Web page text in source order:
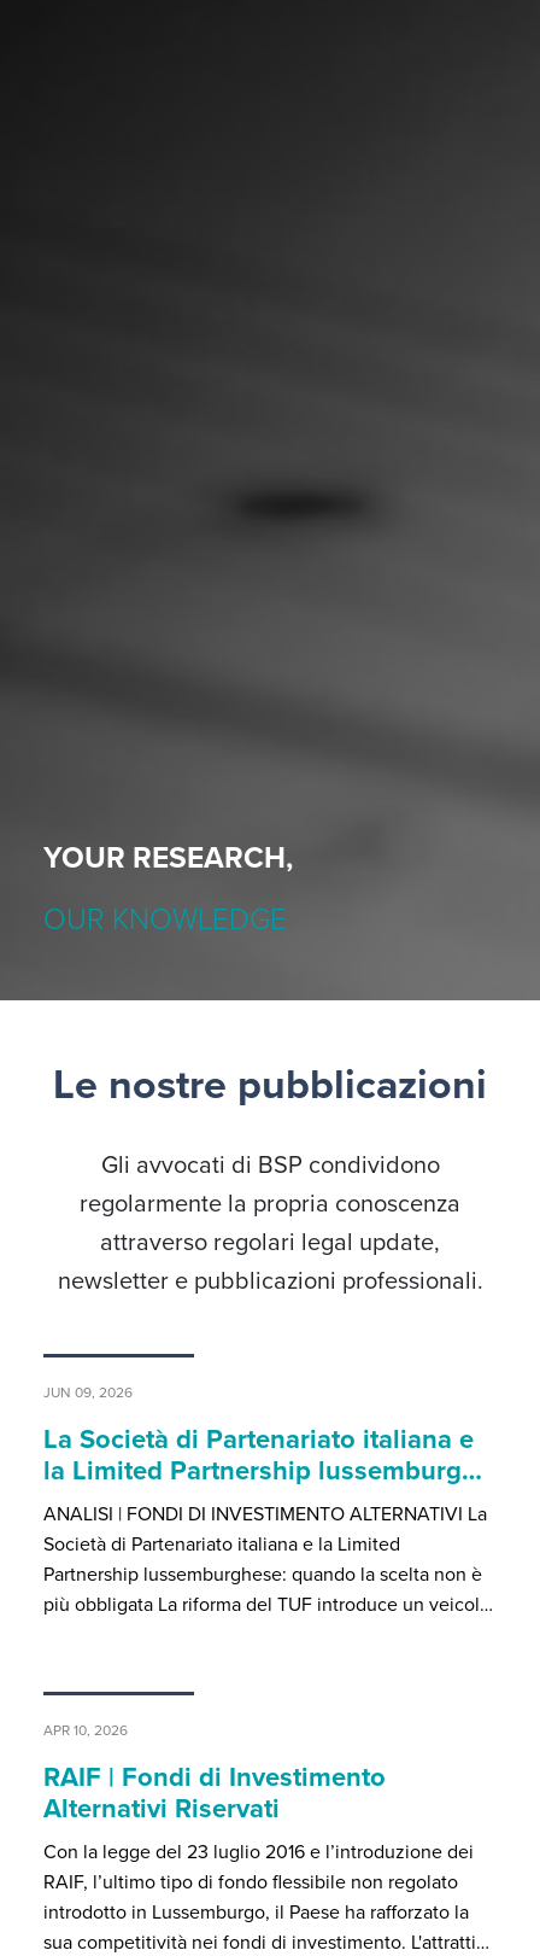
YOUR RESEARCH,
OUR KNOWLEDGE
Le nostre pubblicazioni
Gli avvocati di BSP condividono
regolarmente la propria conoscenza
attraverso regolari legal update,
newsletter e pubblicazioni professionali.
JUN 09, 2026
La Società di Partenariato italiana e
la Limited Partnership lussemburg…
ANALISI | FONDI DI INVESTIMENTO ALTERNATIVI La
Società di Partenariato italiana e la Limited
Partnership lussemburghese: quando la scelta non è
più obbligata La riforma del TUF introduce un veicol…
APR 10, 2026
RAIF | Fondi di Investimento
Alternativi Riservati
Con la legge del 23 luglio 2016 e l’introduzione dei
RAIF, l’ultimo tipo di fondo flessibile non regolato
introdotto in Lussemburgo, il Paese ha rafforzato la
sua competitività nei fondi di investimento. L'attratti…